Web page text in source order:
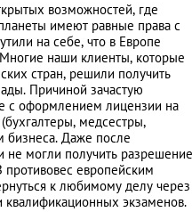
возможностей, где
имеют равные права с
на себе, что в Европе
наши клиенты, которые
стран, решили получить
Причиной зачастую
с оформлением лицензии на
медсестры,
бизнеса. Даже после
не могли получить разрешение
европейским
к любимому делу через
квалификационных экзаменов.